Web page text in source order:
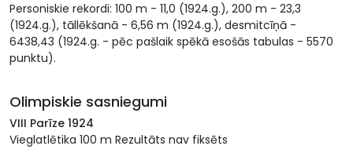
Personiskie rekordi: 100 m - 11,0 (1924.g.), 200 m - 23,3
(1924.g.), tāllēkšanā - 6,56 m (1924.g.), desmitcīņā -
6438,43 (1924.g. - pēc pašlaik spēkā esošās tabulas - 5570
punktu).
Olimpiskie sasniegumi
VIII Parīze 1924
Vieglatlētika 100 m Rezultāts nav fiksēts